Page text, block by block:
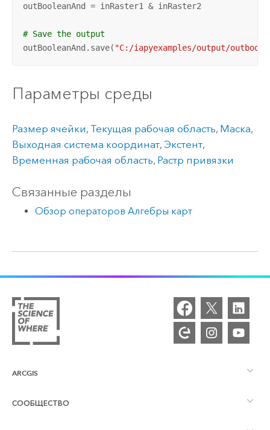
outBooleanAnd = inRaster1 & inRaster2
# Save the output
outBooleanAnd.save( "C:/iapyexamples/output/
Параметры среды
Размер ячейки, Текущая рабочая область, Маска,
Выходная система координат, Экстент,
Временная рабочая область, Растр привязки
Связанные разделы
Обзор операторов Алгебры карт
ARCGIS
Обзор ArcGIS
СООБЩЕСТВО